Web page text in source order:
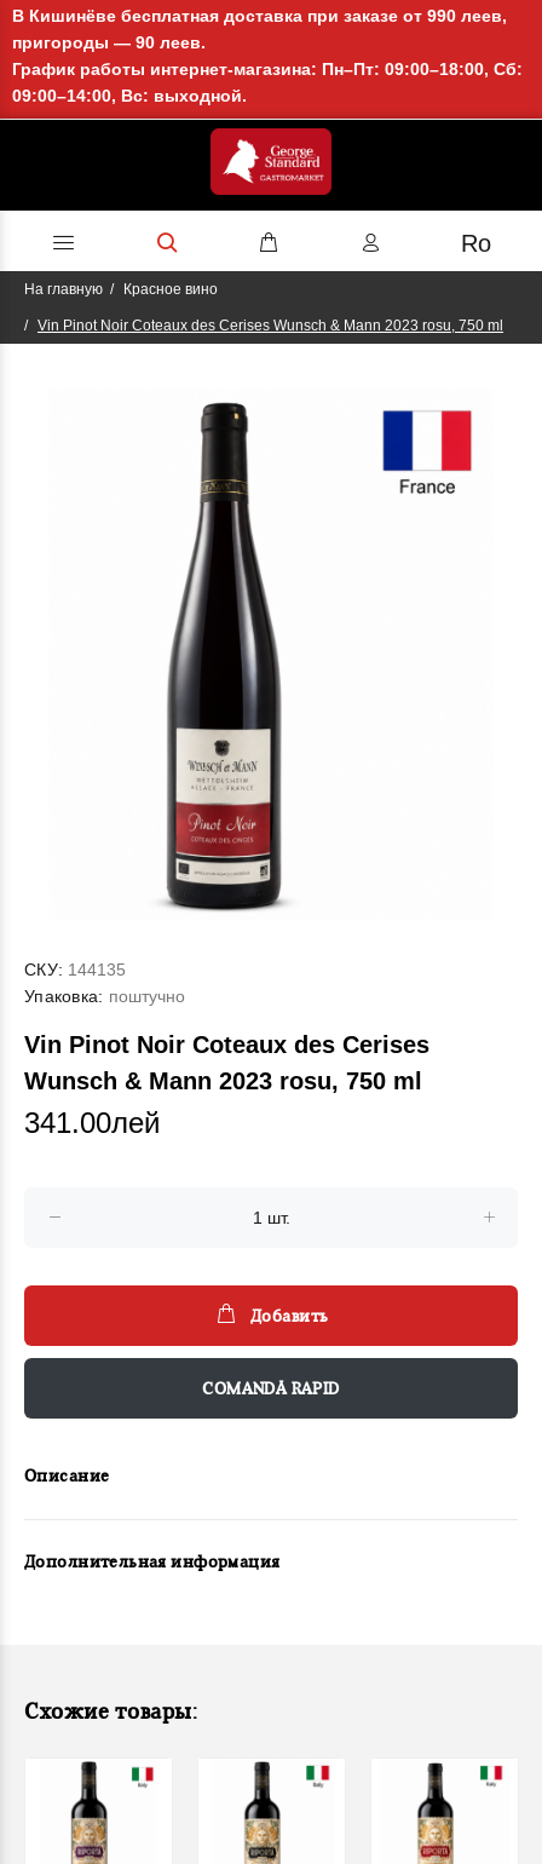
В Кишинёве бесплатная доставка при заказе от 990 леев,
пригороды — 90 леев.
График работы интернет-магазина: Пн–Пт: 09:00–18:00, Сб:
09:00–14:00, Вс: выходной.
Ro
На главную Красное вино
Vin Pinot Noir Coteaux des Cerises Wunsch & Mann 2023 rosu, 750 ml
СКУ: 144135
Упаковка: поштучно
Vin Pinot Noir Coteaux des Cerises
Wunsch & Mann 2023 rosu, 750 ml
341.00лей
Добавить
COMANDĂ RAPID
Описание
Дополнительная информация
Схожие товары: